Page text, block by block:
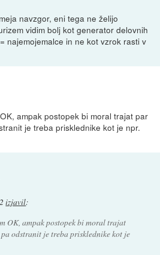
navzgor, eni tega ne želijo
vidim bolj kot generator delovnih
najemojemalce in ne kot vzrok rasti v
ampak postopek bi moral trajat par
je treba prisklednike kot je npr.
izjavil:
OK, ampak postopek bi moral trajat
odstranit je treba prisklednike kot je